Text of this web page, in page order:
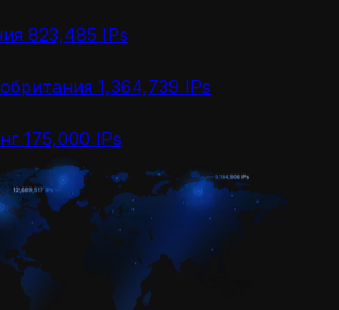
823,485 IPs
1,364,739 IPs
175,000 IPs